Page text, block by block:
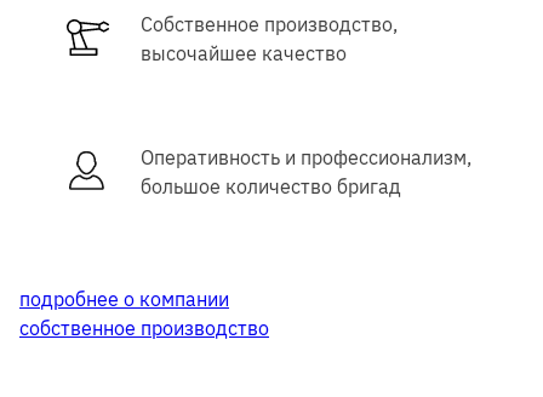
подробнее о компании
собственное производство
Собственное производство,
высочайшее качество
Оперативность и профессионализм,
большое количество бригад